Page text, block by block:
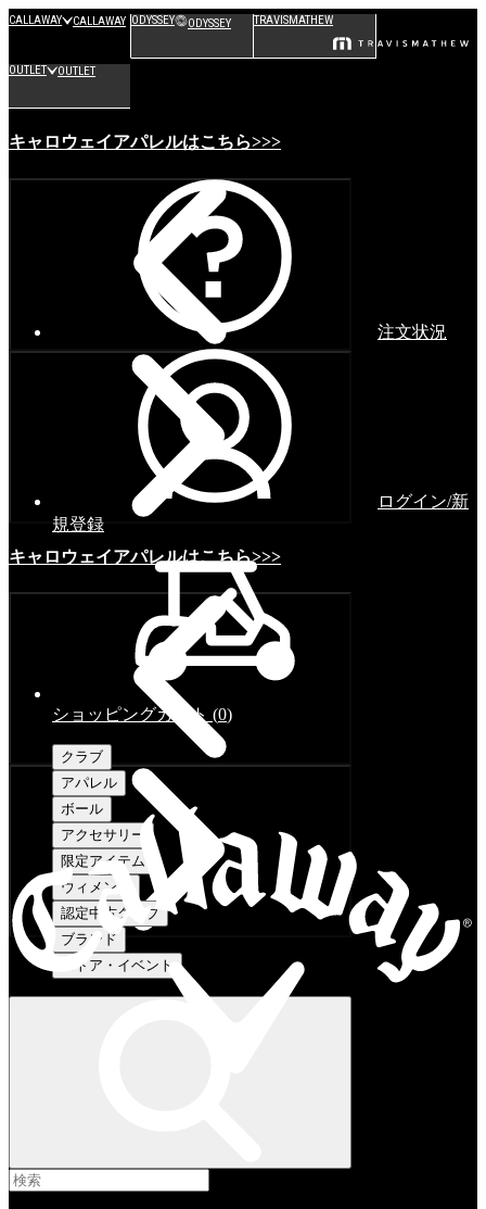
CALLAWAY CALLAWAY ODYSSEY ODYSSEY TRAVISMATHEW
OUTLET OUTLET
キャロウェイアパレルはこちら>>>
キャロウェイアパレルはこちら>>>
注文状況
ログイン/新
規登録
ショッピングカート (0)
クラブ
アパレル
ボール
アクセサリー
限定アイテム
ウィメンズ
認定中古クラブ
ブランド
ストア・イベント